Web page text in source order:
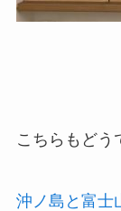
こちらもどう
沖ノ島と富士